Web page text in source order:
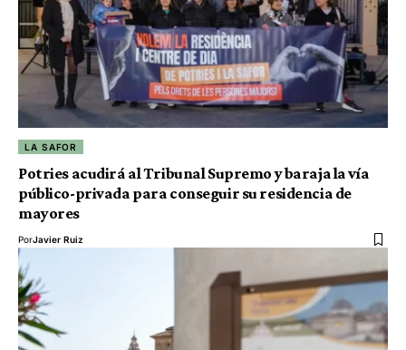
LA SAFOR
Potries acudirá al Tribunal Supremo y baraja la vía
público-privada para conseguir su residencia de
mayores
PorJavier Ruiz